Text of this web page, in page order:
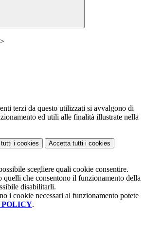
>
terzi da questo utilizzati si avvalgono di
ed utili alle finalità illustrate nella
tutti i cookies Accetta tutti i cookies
scegliere quali cookie consentire.
quelli che consentono il funzionamento della
disabilitarli.
i cookie necessari al funzionamento potete
POLICY.